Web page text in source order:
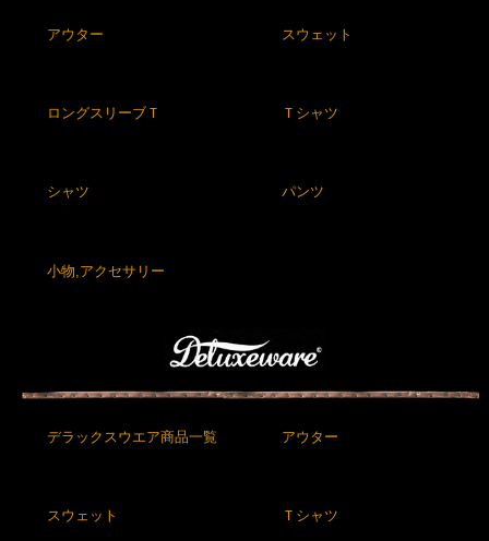
アウター スウェット
ロングスリーブＴ Ｔシャツ
シャツ パンツ
小物,アクセサリー
デラックスウエア商品一覧 アウター
スウェット Ｔシャツ